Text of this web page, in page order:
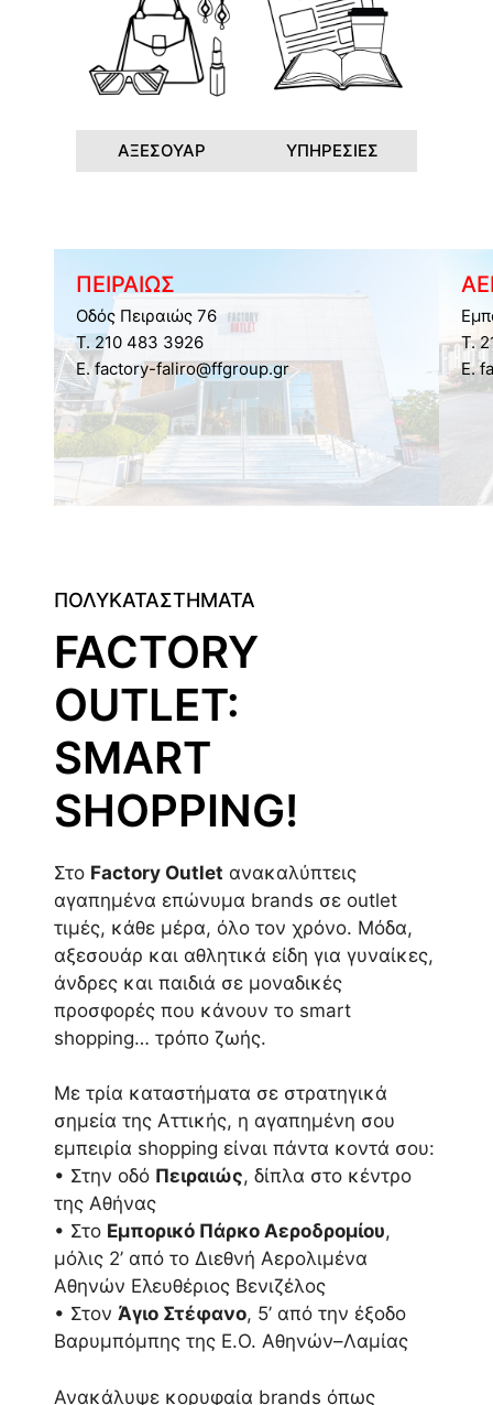
ΑΞΕΣΟΥΑΡ ΥΠΗΡΕΣΙΕΣ
ΠΟΛΥΚΑΤΑΣΤΗΜΑΤΑ
FACTORY
OUTLET:
SMART
SHOPPING!
Στο Factory Outlet ανακαλύπτεις
αγαπημένα επώνυμα brands σε outlet
τιμές, κάθε μέρα, όλο τον χρόνο. Μόδα,
αξεσουάρ και αθλητικά είδη για γυναίκες,
άνδρες και παιδιά σε μοναδικές
προσφορές που κάνουν το smart
shopping… τρόπο ζωής.
Με τρία καταστήματα σε στρατηγικά
σημεία της Αττικής, η αγαπημένη σου
εμπειρία shopping είναι πάντα κοντά σου:
• Στην οδό Πειραιώς, δίπλα στο κέντρο
της Αθήνας
• Στο Εμπορικό Πάρκο Αεροδρομίου,
μόλις 2’ από το Διεθνή Αερολιμένα
Αθηνών Ελευθέριος Βενιζέλος
• Στον Άγιο Στέφανο, 5’ από την έξοδο
Βαρυμπόμπης της Ε.Ο. Αθηνών–Λαμίας
Ανακάλυψε κορυφαία brands όπως
ΠΕΙΡΑΙΩΣ
Οδός Πειραιώς 76
Τ. 210 483 3926
E. factory-faliro@ffgroup.gr
Τ.
E.